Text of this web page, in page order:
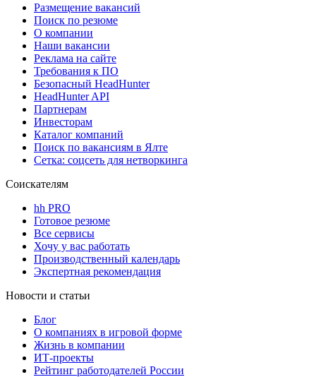
Размещение вакансий
Поиск по резюме
О компании
Наши вакансии
Реклама на сайте
Требования к ПО
Безопасный HeadHunter
HeadHunter API
Партнерам
Инвесторам
Каталог компаний
Поиск по вакансиям в Ялте
Сетка: соцсеть для нетворкинга
Соискателям
hh PRO
Готовое резюме
Все сервисы
Хочу у вас работать
Производственный календарь
Экспертная рекомендация
Новости и статьи
Блог
О компаниях в игровой форме
Жизнь в компании
ИТ-проекты
Рейтинг работодателей России